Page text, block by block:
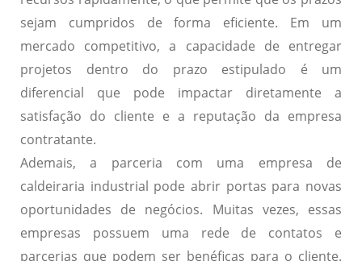
sejam cumpridos de forma eficiente. Em um
mercado competitivo, a capacidade de entregar
projetos dentro do prazo estipulado é um
diferencial que pode impactar diretamente a
satisfação do cliente e a reputação da empresa
contratante.
Ademais, a parceria com uma empresa de
caldeiraria industrial pode abrir portas para novas
oportunidades de negócios. Muitas vezes, essas
empresas possuem uma rede de contatos e
parcerias que podem ser benéficas para o cliente.